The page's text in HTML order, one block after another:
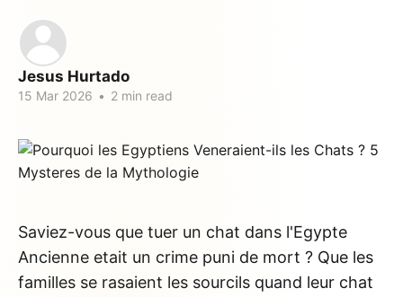
Jesus Hurtado
15 Mar 2026 • 2 min read
Saviez-vous que tuer un chat dans l'Egypte
Ancienne etait un crime puni de mort ? Que les
familles se rasaient les sourcils quand leur chat